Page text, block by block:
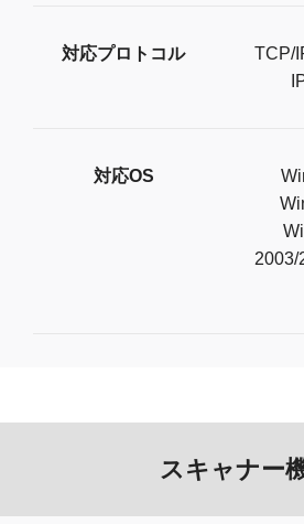
対応プロトコル
TCP/
対応OS
2003/
スキャナー